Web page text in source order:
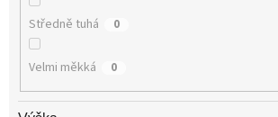
Středně tuhá 0
Velmi měkká 0